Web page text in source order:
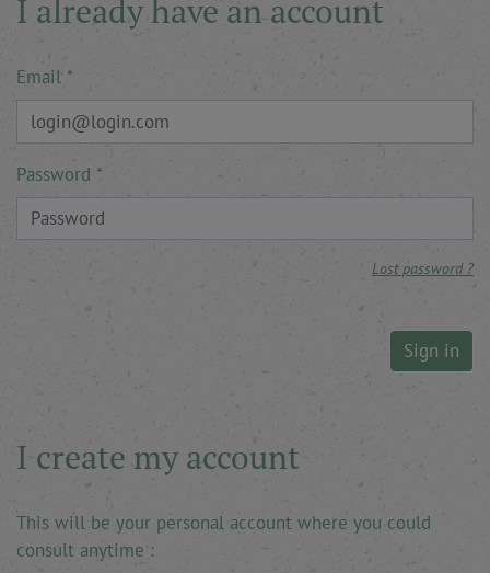
I already have an account
Email
Password
Lost password ?
Sign in
I create my account
This will be your personal account where you could
consult anytime :